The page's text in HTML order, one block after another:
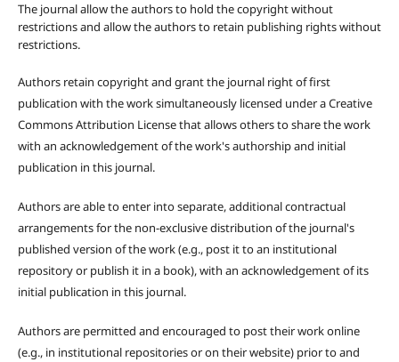
The journal allow the authors to hold the copyright without
restrictions and allow the authors to retain publishing rights without
restrictions.
Authors retain copyright and grant the journal right of first
publication with the work simultaneously licensed under a Creative
Commons Attribution License that allows others to share the work
with an acknowledgement of the work's authorship and initial
publication in this journal.
Authors are able to enter into separate, additional contractual
arrangements for the non-exclusive distribution of the journal's
published version of the work (e.g., post it to an institutional
repository or publish it in a book), with an acknowledgement of its
initial publication in this journal.
Authors are permitted and encouraged to post their work online
(e.g., in institutional repositories or on their website) prior to and